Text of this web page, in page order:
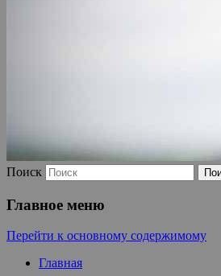
Поиск
Главное меню
Перейти к основному содержимому
Главная